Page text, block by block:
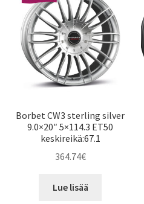
Borbet CW3 sterling silver
9.0×20″ 5×114.3 ET50
keskireikä:67.1
364.74€
Lue lisää